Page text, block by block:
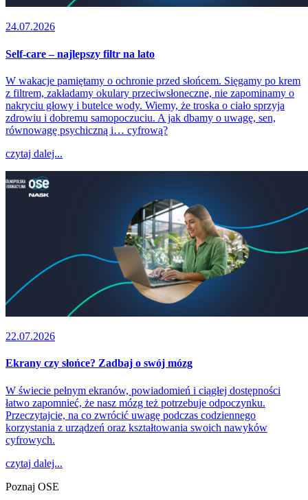
24.07.2026
Self-care – najlepszy filtr na lato
W wakacje pamiętamy o ochronie przed słońcem. Sięgamy po krem
z filtrem, zakładamy okulary przeciwsłoneczne, nie zapominamy o
nakryciu głowy i butelce wody. Wiemy, że troska o ciało sprzyja
zdrowiu i dobremu samopoczuciu. A jak dbamy o uwagę, sen,
równowagę psychiczną i… cyfrową?
czytaj dalej...
22.07.2026
Ekrany czy słońce? Zadbaj o swój mózg
W świecie pełnym ekranów, powiadomień i ciągłej dostępności
łatwo zapomnieć, że nasz mózg też potrzebuje odpoczynku.
Przeczytajcie, na co zwrócić uwagę podczas codziennego
korzystania z urządzeń oraz kształtowania swoich nawyków
cyfrowych.
czytaj dalej...
Poznaj OSE